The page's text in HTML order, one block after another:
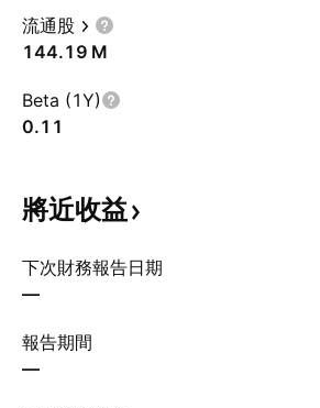
流通股
‪144.19 M‬
Beta (1Y)
0.11
將近收益
下次財務報告日期
—
報告期間
—